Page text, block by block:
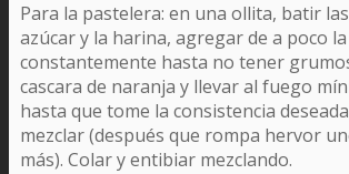
Para la pastelera: en una ollita, batir
azúcar y la harina, agregar de a poco
constantemente hasta no tener
cascara de naranja y llevar al fuego
hasta que tome la consistencia
mezclar (después que rompa hervor
más). Colar y entibiar mezclando.